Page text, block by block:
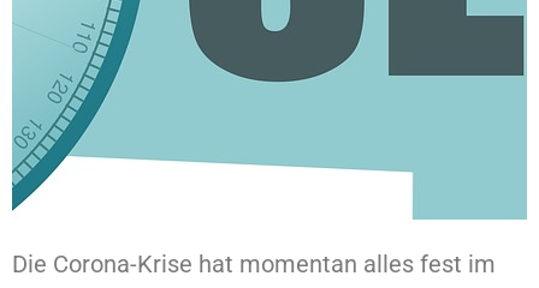
Die Corona-Krise hat momentan alles fest im